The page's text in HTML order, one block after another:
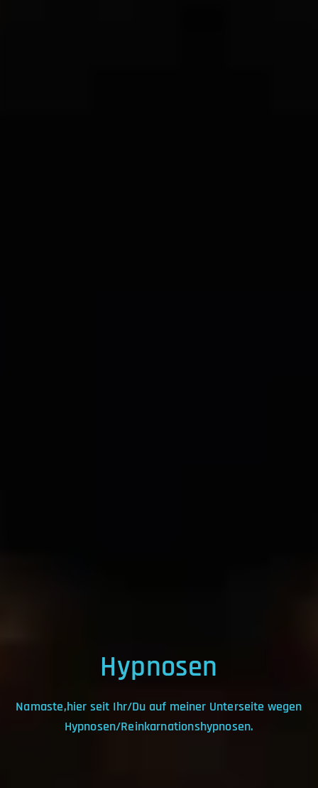
Hypnosen
Namaste,hier seit Ihr/Du auf meiner Unterseite wegen
Hypnosen/Reinkarnationshypnosen.